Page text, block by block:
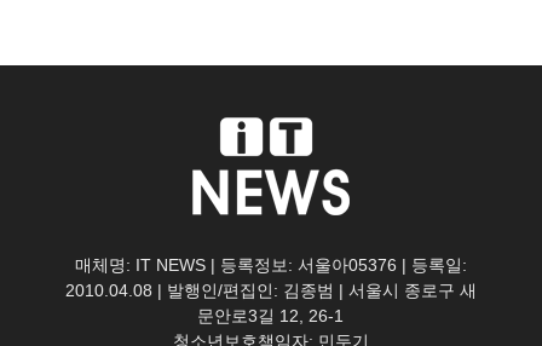
매체명: IT NEWS | 등록정보: 서울아05376 | 등록일:
2010.04.08 | 발행인/편집인: 김종범 | 서울시 종로구 새
문안로3길 12, 26-1
청소년보호책임자: 민두기